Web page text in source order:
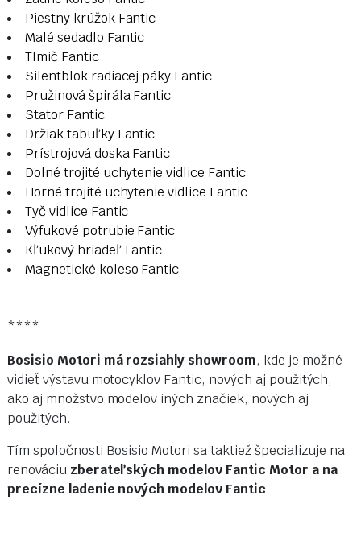
Piestny krúžok Fantic
Malé sedadlo Fantic
Tlmič Fantic
Silentblok radiacej páky Fantic
Pružinová špirála Fantic
Stator Fantic
Držiak tabuľky Fantic
Prístrojová doska Fantic
Dolné trojité uchytenie vidlice Fantic
Horné trojité uchytenie vidlice Fantic
Tyč vidlice Fantic
Výfukové potrubie Fantic
Kľukový hriadeľ Fantic
Magnetické koleso Fantic
****
Bosisio Motori má rozsiahly showroom, kde je možné
vidieť výstavu motocyklov Fantic, nových aj použitých,
ako aj množstvo modelov iných značiek, nových aj
použitých.
Tím spoločnosti Bosisio Motori sa taktiež špecializuje na
renováciu zberateľských modelov Fantic Motor a na
precízne ladenie nových modelov Fantic.